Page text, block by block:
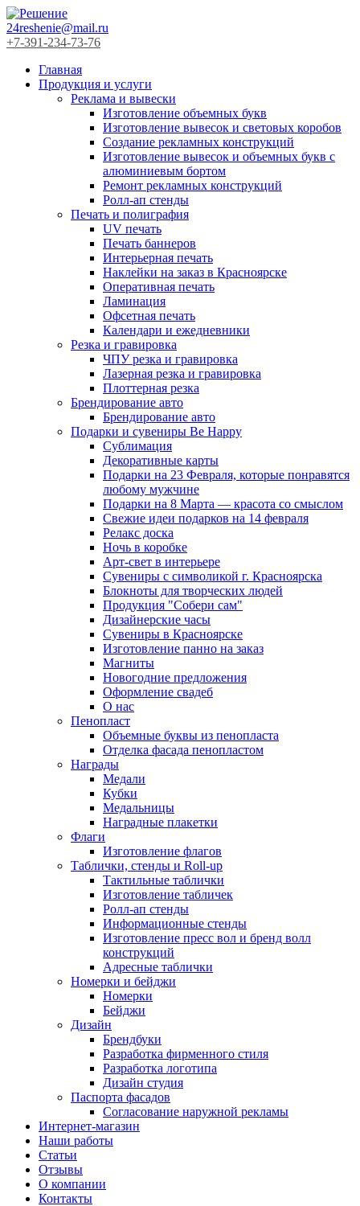
24reshenie@mail.ru
+7-391-234-73-76
Главная
Продукция и услуги
Реклама и вывески
Изготовление объемных букв
Изготовление вывесок и световых коробов
Создание рекламных конструкций
Изготовление вывесок и объемных букв с
алюминиевым бортом
Ремонт рекламных конструкций
Ролл-ап стенды
Печать и полиграфия
UV печать
Печать баннеров
Интерьерная печать
Наклейки на заказ в Красноярске
Оперативная печать
Ламинация
Офсетная печать
Календари и ежедневники
Резка и гравировка
ЧПУ резка и гравировка
Лазерная резка и гравировка
Плоттерная резка
Брендирование авто
Брендирование авто
Подарки и сувениры Be Happy
Сублимация
Декоративные карты
Подарки на 23 Февраля, которые понравятся
любому мужчине
Подарки на 8 Марта — красота со смыслом
Свежие идеи подарков на 14 февраля
Релакс доска
Ночь в коробке
Арт-свет в интерьере
Сувениры с символикой г. Красноярска
Блокноты для творческих людей
Продукция "Собери сам"
Дизайнерские часы
Сувениры в Красноярске
Изготовление панно на заказ
Магниты
Новогодние предложения
Оформление свадеб
О нас
Пенопласт
Объемные буквы из пенопласта
Отделка фасада пенопластом
Награды
Медали
Кубки
Медальницы
Наградные плакетки
Флаги
Изготовление флагов
Таблички, стенды и Roll-up
Тактильные таблички
Изготовление табличек
Ролл-ап стенды
Информационные стенды
Изготовление пресс вол и бренд волл
конструкций
Адресные таблички
Номерки и бейджи
Номерки
Бейджи
Дизайн
Брендбуки
Разработка фирменного стиля
Разработка логотипа
Дизайн студия
Паспорта фасадов
Согласование наружной рекламы
Интернет-магазин
Наши работы
Статьи
Отзывы
О компании
Контакты